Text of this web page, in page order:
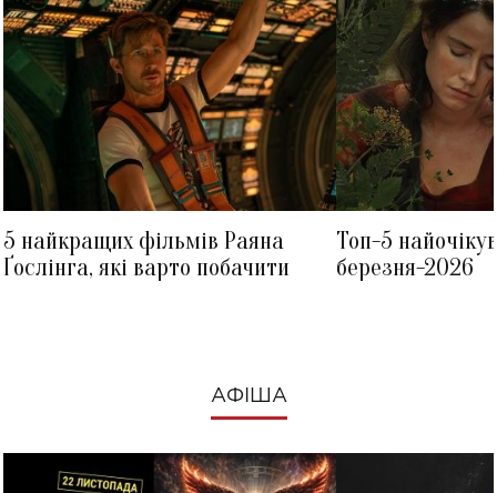
5 найкращих фільмів Раяна
Ґослінга, які варто побачити
Топ-5
березня-2026
АФІША